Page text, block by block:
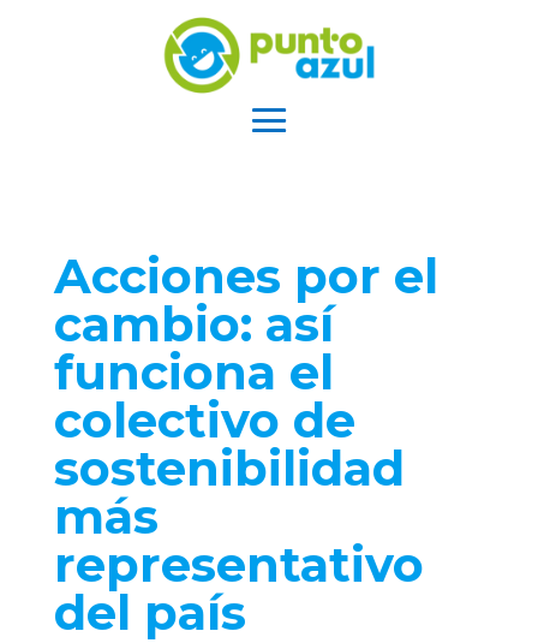
Acciones por el
cambio: así
funciona el
colectivo de
sostenibilidad
más
representativo
del país